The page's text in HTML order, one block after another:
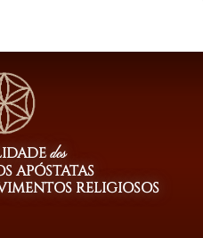
dos
APÓSTATAS
RELIGIOSOS